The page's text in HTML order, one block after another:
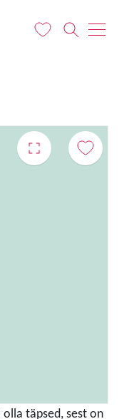
täpsed, sest on